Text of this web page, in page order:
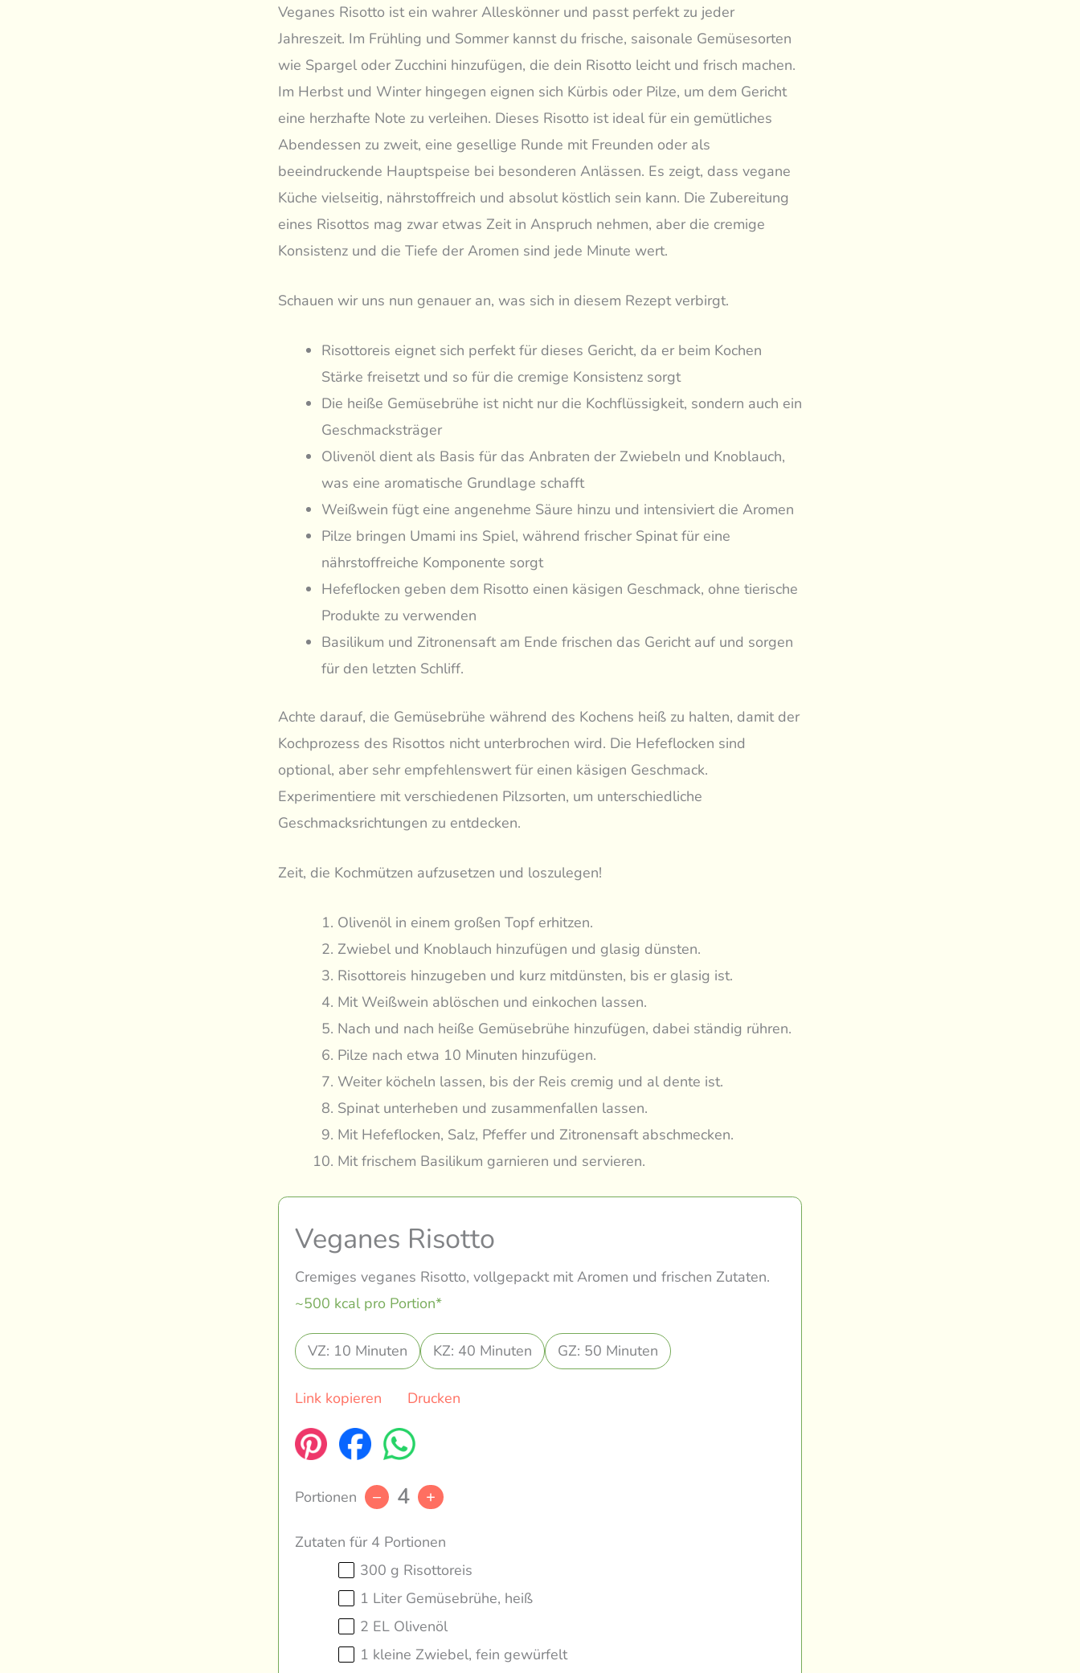
Veganes Risotto ist ein wahrer Alleskönner und passt perfekt zu jeder
Jahreszeit. Im Frühling und Sommer kannst du frische, saisonale Gemüsesorten
wie Spargel oder Zucchini hinzufügen, die dein Risotto leicht und frisch machen.
Im Herbst und Winter hingegen eignen sich Kürbis oder Pilze, um dem Gericht
eine herzhafte Note zu verleihen. Dieses Risotto ist ideal für ein gemütliches
Abendessen zu zweit, eine gesellige Runde mit Freunden oder als
beeindruckende Hauptspeise bei besonderen Anlässen. Es zeigt, dass vegane
Küche vielseitig, nährstoffreich und absolut köstlich sein kann. Die Zubereitung
eines Risottos mag zwar etwas Zeit in Anspruch nehmen, aber die cremige
Konsistenz und die Tiefe der Aromen sind jede Minute wert.
Schauen wir uns nun genauer an, was sich in diesem Rezept verbirgt.
Risottoreis eignet sich perfekt für dieses Gericht, da er beim Kochen
Stärke freisetzt und so für die cremige Konsistenz sorgt
Die heiße Gemüsebrühe ist nicht nur die Kochflüssigkeit, sondern auch ein
Geschmacksträger
Olivenöl dient als Basis für das Anbraten der Zwiebeln und Knoblauch,
was eine aromatische Grundlage schafft
Weißwein fügt eine angenehme Säure hinzu und intensiviert die Aromen
Pilze bringen Umami ins Spiel, während frischer Spinat für eine
nährstoffreiche Komponente sorgt
Hefeflocken geben dem Risotto einen käsigen Geschmack, ohne tierische
Produkte zu verwenden
Basilikum und Zitronensaft am Ende frischen das Gericht auf und sorgen
für den letzten Schliff.
Achte darauf, die Gemüsebrühe während des Kochens heiß zu halten, damit der
Kochprozess des Risottos nicht unterbrochen wird. Die Hefeflocken sind
optional, aber sehr empfehlenswert für einen käsigen Geschmack.
Experimentiere mit verschiedenen Pilzsorten, um unterschiedliche
Geschmacksrichtungen zu entdecken.
Zeit, die Kochmützen aufzusetzen und loszulegen!
Olivenöl in einem großen Topf erhitzen.
Zwiebel und Knoblauch hinzufügen und glasig dünsten.
Risottoreis hinzugeben und kurz mitdünsten, bis er glasig ist.
Mit Weißwein ablöschen und einkochen lassen.
Nach und nach heiße Gemüsebrühe hinzufügen, dabei ständig rühren.
Pilze nach etwa 10 Minuten hinzufügen.
Weiter köcheln lassen, bis der Reis cremig und al dente ist.
Spinat unterheben und zusammenfallen lassen.
Mit Hefeflocken, Salz, Pfeffer und Zitronensaft abschmecken.
Mit frischem Basilikum garnieren und servieren.
Veganes Risotto
Cremiges veganes Risotto, vollgepackt mit Aromen und frischen Zutaten.
~500 kcal pro Portion*
VZ: 10 Minuten KZ: 40 Minuten GZ: 50 Minuten
Link kopieren Drucken
Portionen – 4 +
Zutaten für 4 Portionen
300 g Risottoreis
1 Liter Gemüsebrühe, heiß
2 EL Olivenöl
1 kleine Zwiebel, fein gewürfelt